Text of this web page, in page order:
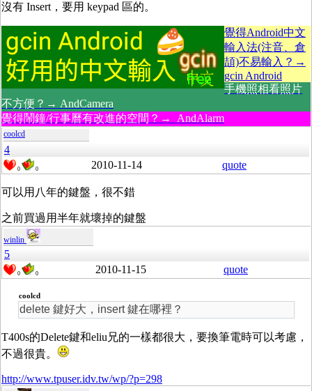
沒有 Insert，要用 keypad 區的。
覺得Android中文
輸入法(注音、倉
頡)不易輸入？→
gcin Android
手機照相看照片
不方便？→ AndCamera
覺得鬧鐘/行事曆有改進的空間？→ AndAlarm
coolcd
4
0 0 2010-11-14 quote
可以用八年的鍵盤，很不錯
之前買過用半年就壞掉的鍵盤
winlin
5
0 0 2010-11-15 quote
coolcd
delete 鍵好大，insert 鍵在哪裡？
T400s的Delete鍵和eliu兄的一樣都很大，要換筆電時可以考慮，
不過很貴。
http://www.tpuser.idv.tw/wp/?p=298